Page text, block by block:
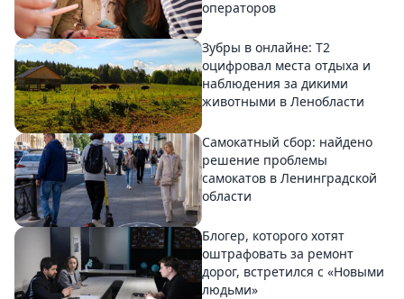
операторов
Зубры в онлайне: Т2
оцифровал места отдыха и
наблюдения за дикими
животными в Ленобласти
Самокатный сбор: найдено
решение проблемы
самокатов в Ленинградской
области
Блогер, которого хотят
оштрафовать за ремонт
дорог, встретился с «Новыми
людьми»